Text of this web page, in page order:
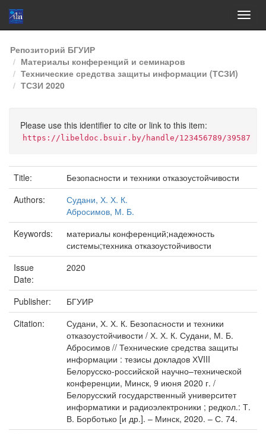
Skip
navigation
Репозиторий БГУИР
Материалы конференций и семинаров
Технические средства защиты информации (ТСЗИ)
ТСЗИ 2020
Please use this identifier to cite or link to this item:
https://libeldoc.bsuir.by/handle/123456789/39587
Title:
Безопасности и техники отказоустойчивости
Authors:
Судани, Х. Х. К.
Абросимов, М. Б.
Keywords:
материалы конференций;надежность
системы;техника отказоустойчивости
Issue
Date:
2020
Publisher:
БГУИР
Citation:
Судани, Х. Х. К. Безопасности и техники
отказоустойчивости / Х. Х. К. Судани, М. Б.
Абросимов // Технические средства защиты
информации : тезисы докладов ХVIII
Белорусско-российской научно–технической
конференции, Минск, 9 июня 2020 г. /
Белорусский государственный университет
информатики и радиоэлектроники ; редкол.: Т.
В. Борботько [и др.]. – Минск, 2020. – С. 74.